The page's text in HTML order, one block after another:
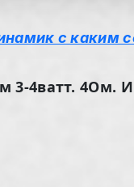
с каким
3-4ватт. 4Ом.